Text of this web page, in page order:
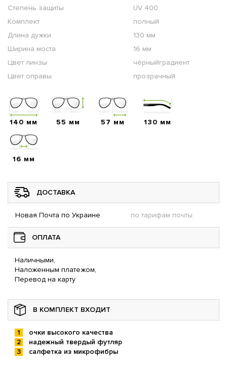
Степень защиты
UV 400
Комплект
полный
Длина дужки
130 мм
Ширина моста
16 мм
Цвет линзы
чёрныйградиент
Цвет оправы
прозрачный
140 мм 55 мм 57 мм 130 мм
16 мм
ДОСТАВКА
Новая Почта по Украине по тарифам почты
ОПЛАТА
Наличными,
Наложенным платежом,
Перевод на карту
В КОМПЛЕКТ ВХОДИТ
очки высокого качества
надежный твердый футляр
салфетка из микрофибры